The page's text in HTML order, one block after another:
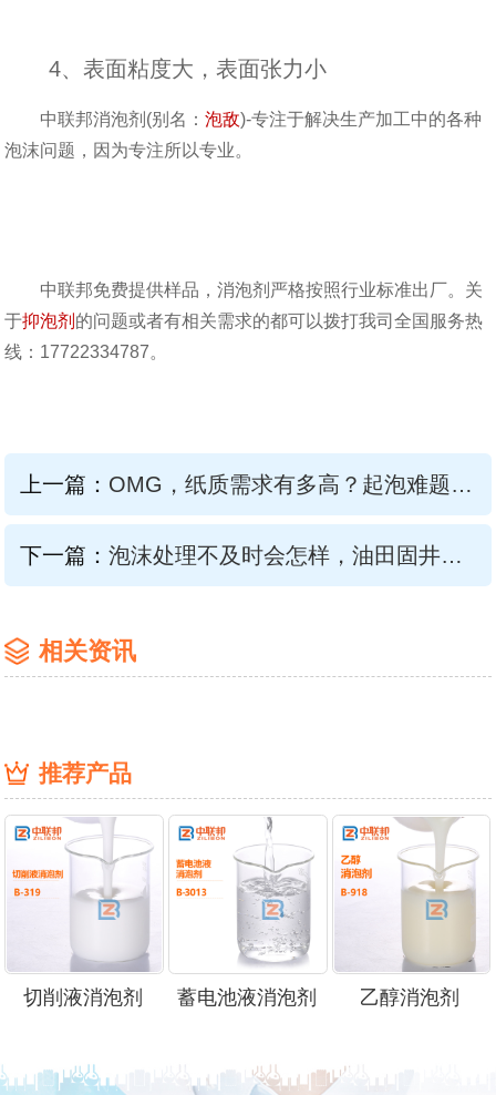
4、表面粘度大，表面张力小
中联邦消泡剂(别名：泡敌)-专注于解决生产加工中的各种
泡沫问题，因为专注所以专业。
中联邦免费提供样品，消泡剂严格按照行业标准出厂。关
于抑泡剂 的问题或者有相关需求的都可以拨打我司全国服务热
线： 17722334787。
上一篇： OMG，纸质需求有多高？起泡难题应该试试造纸消泡剂
下一篇： 泡沫处理不及时会怎样，油田固井砂浆消泡剂告诉你
相关资讯
推荐产品
切削液消泡剂 蓄电池液消泡剂 乙醇消泡剂